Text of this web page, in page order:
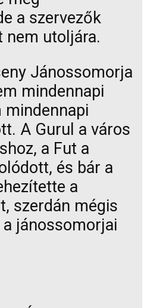
a szervezők
nem utoljára.
Jánossomorja
mindennapi
mindennapi
A Gurul a város
a Fut a
és bár a
a
szerdán mégis
jánossomorjai